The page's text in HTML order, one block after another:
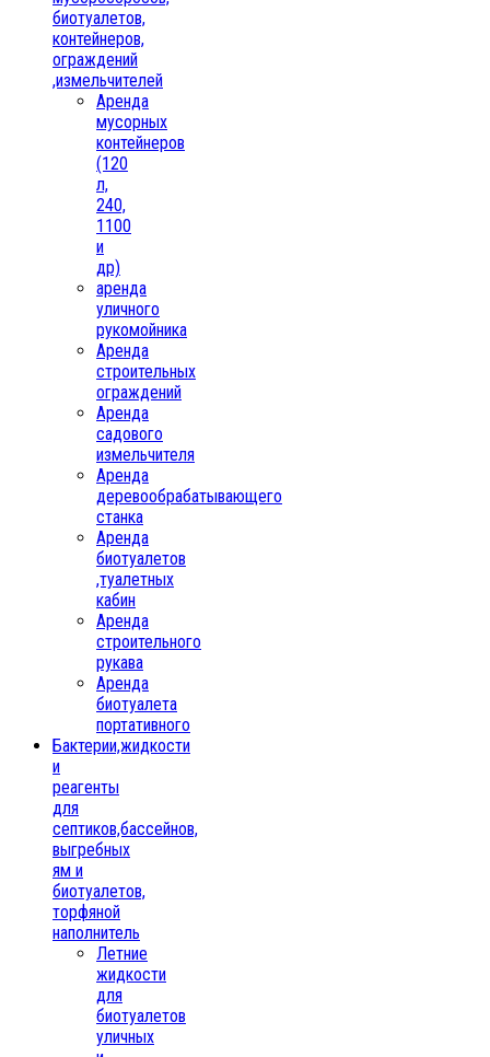
биотуалетов,
контейнеров,
ограждений
,измельчителей
Аренда
мусорных
контейнеров
(120
л,
240,
1100
и
др)
аренда
уличного
рукомойника
Аренда
строительных
ограждений
Аренда
садового
измельчителя
Аренда
деревообрабатывающего
станка
Аренда
биотуалетов
,туалетных
кабин
Аренда
строительного
рукава
Аренда
биотуалета
портативного
Бактерии,жидкости
и
реагенты
для
септиков,бассейнов,
выгребных
ям и
биотуалетов,
торфяной
наполнитель
Летние
жидкости
для
биотуалетов
уличных